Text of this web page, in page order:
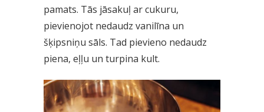
pamats. Tās jāsakuļ ar cukuru,
pievienojot nedaudz vanilīna un
šķipsniņu sāls. Tad pievieno nedaudz
piena, eļļu un turpina kult.